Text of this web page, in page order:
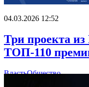
04.03.2026 12:52
Три проекта
ТОП-110
ВластьОбщество